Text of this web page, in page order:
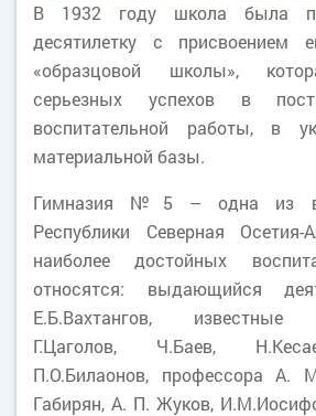
В 1932 году школа была
десятилетку с присвоением
«образцовой школы»,
серьезных успехов в
воспитательной работы, в
материальной базы.
Гимназия №5 – одна из
Республики Северная
наиболее достойных
относятся: выдающийся
Е.Б.Вахтангов, известные
Г.Цаголов, Ч.Баев,
П.О.Билаонов, профессора А.
Габирян, А. П. Жуков,